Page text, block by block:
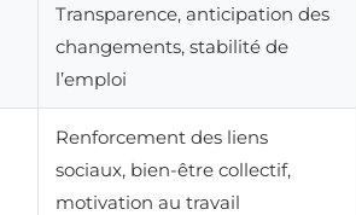
Transparence, anticipation des
changements, stabilité de
l’emploi
Renforcement des liens
sociaux, bien-être collectif,
motivation au travail